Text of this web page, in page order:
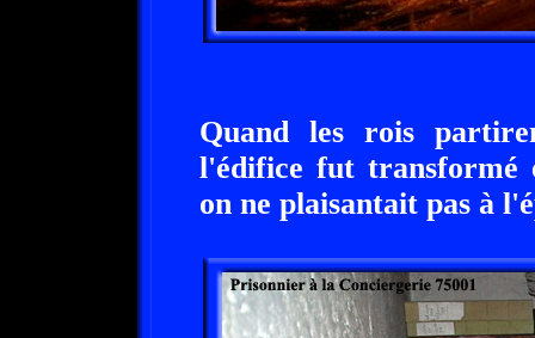
Quand les rois
l'édifice fut transformé
on ne plaisantait pas à